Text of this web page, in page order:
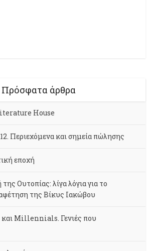
Πρόσφατα άρθρα
House
Περιεχόμενα και σημεία πώλησης
εποχή
της Ουτοπίας: λίγα λόγια για το
της Βίκυς Ιακώβου
Millennials. Γενιές που